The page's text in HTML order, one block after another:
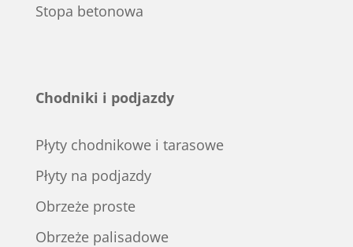
Stopa betonowa
Chodniki i podjazdy
Płyty chodnikowe i tarasowe
Płyty na podjazdy
Obrzeże proste
Obrzeże palisadowe